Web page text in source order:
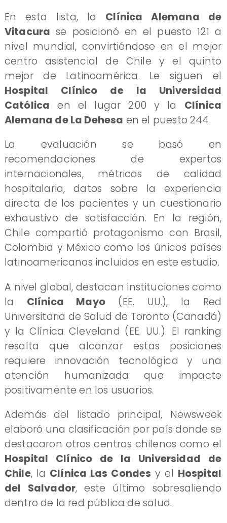
En esta lista, la Clínica Alemana de
Vitacura se posicionó en el puesto 121 a
nivel mundial, convirtiéndose en el mejor
centro asistencial de Chile y el quinto
mejor de Latinoamérica. Le siguen el
Hospital Clínico de la Universidad
Católica en el lugar 200 y la Clínica
Alemana de La Dehesa en el puesto 244.
La evaluación se basó en
recomendaciones de expertos
internacionales, métricas de calidad
hospitalaria, datos sobre la experiencia
directa de los pacientes y un cuestionario
exhaustivo de satisfacción. En la región,
Chile compartió protagonismo con Brasil,
Colombia y México como los únicos países
latinoamericanos incluidos en este estudio.
A nivel global, destacan instituciones como
la Clínica Mayo (EE. UU.), la Red
Universitaria de Salud de Toronto (Canadá)
y la Clínica Cleveland (EE. UU.). El ranking
resalta que alcanzar estas posiciones
requiere innovación tecnológica y una
atención humanizada que impacte
positivamente en los usuarios.
Además del listado principal, Newsweek
elaboró una clasificación por país donde se
destacaron otros centros chilenos como el
Hospital Clínico de la Universidad de
Chile, la Clínica Las Condes y el Hospital
del Salvador, este último sobresaliendo
dentro de la red pública de salud.